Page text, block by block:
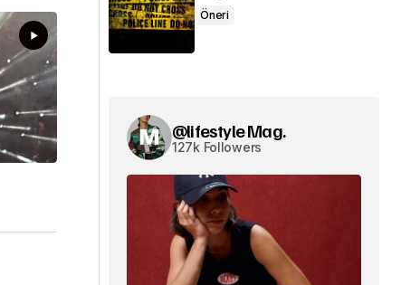
Öneri
@lifestyle Mag.
127k Followers